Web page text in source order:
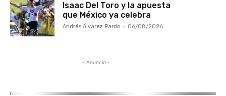
Isaac Del Toro y la apuesta
que México ya celebra
Andrés Álvarez Pardo - 06/08/2026
- Anuncio -